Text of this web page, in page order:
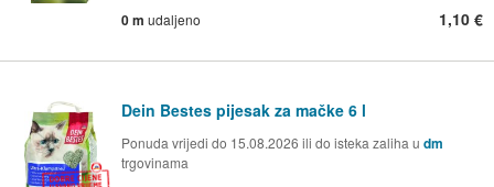
0 m udaljeno 1,10 €
Dein Bestes pijesak za mačke 6 l
Ponuda vrijedi do 15.08.2026 ili do isteka zaliha u dm
trgovinama